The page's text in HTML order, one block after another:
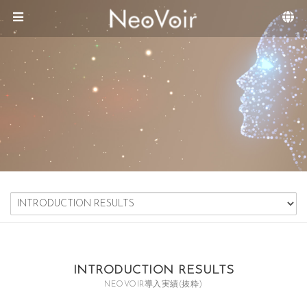
メニュースキップ
INTRODUCTION RESULTS
NEOVOIR導入実績(抜粋)